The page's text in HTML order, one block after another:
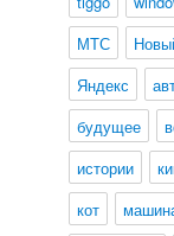
МТС
Яндекс
будущее
истории
кот